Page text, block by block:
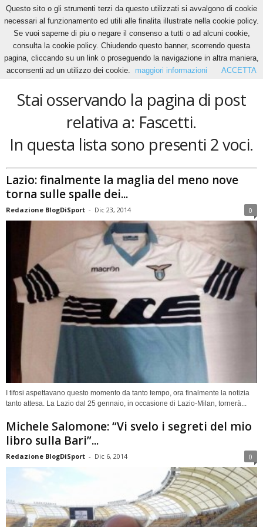
Home Tags Fascetti
Fascetti
Stai osservando la pagina di post
relativa a: Fascetti.
In questa lista sono presenti 2 voci.
Lazio: finalmente la maglia del meno nove
torna sulle spalle dei...
Redazione BlogDiSport - Dic 23, 2014 0
I tifosi aspettavano questo momento da tanto tempo, ora finalmente la notizia
tanto attesa. La Lazio dal 25 gennaio, in occasione di Lazio-Milan, tornerà...
Michele Salomone: “Vi svelo i segreti del mio
libro sulla Bari”...
Redazione BlogDiSport - Dic 6, 2014 0
Questo sito o gli strumenti terzi da questo utilizzati si avvalgono di cookie
necessari al funzionamento ed utili alle finalita illustrate nella cookie policy.
Se vuoi saperne di piu o negare il consenso a tutti o ad alcuni cookie,
consulta la cookie policy. Chiudendo questo banner, scorrendo questa
pagina, cliccando su un link o proseguendo la navigazione in altra maniera,
acconsenti ad un utilizzo dei cookie.
maggiori informazioni ACCETTA